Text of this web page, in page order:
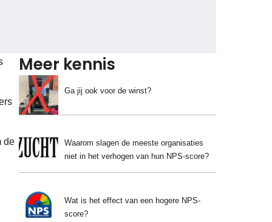
de
Meer kennis
Ga jij ook voor de winst?
Waarom slagen de meeste organisaties
niet in het verhogen van hun NPS-score?
Wat is het effect van een hogere NPS-
score?